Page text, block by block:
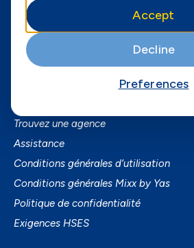
Fibre
Business
SmartPhones
Trouvez une agence
Assistance
Conditions générales d’utilisation
Conditions générales Mixx by Yas
Politique de confidentialité
Exigences HSES
Accept
Decline
Preferences